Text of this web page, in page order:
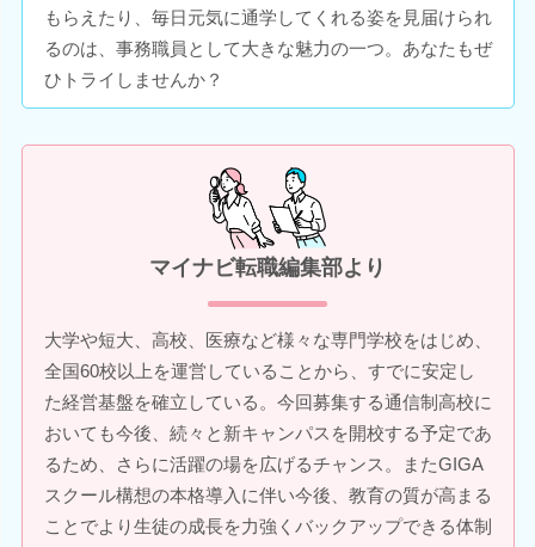
もらえたり、毎日元気に通学してくれる姿を見届けられ
るのは、事務職員として大きな魅力の一つ。あなたもぜ
ひトライしませんか？
マイナビ転職編集部より
大学や短大、高校、医療など様々な専門学校をはじめ、
全国60校以上を運営していることから、すでに安定し
た経営基盤を確立している。今回募集する通信制高校に
おいても今後、続々と新キャンパスを開校する予定であ
るため、さらに活躍の場を広げるチャンス。またGIGA
スクール構想の本格導入に伴い今後、教育の質が高まる
ことでより生徒の成長を力強くバックアップできる体制